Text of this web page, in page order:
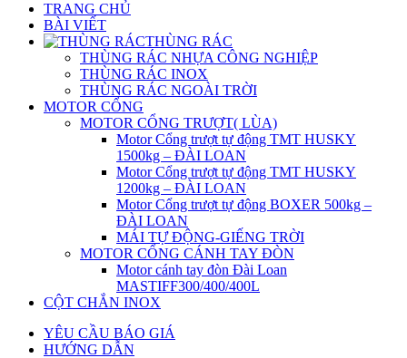
TRANG CHỦ
BÀI VIẾT
THÙNG RÁC
THÙNG RÁC NHỰA CÔNG NGHIỆP
THÙNG RÁC INOX
THÙNG RÁC NGOÀI TRỜI
MOTOR CỔNG
MOTOR CỔNG TRƯỢT( LÙA)
Motor Cổng trượt tự động TMT HUSKY
1500kg – ĐÀI LOAN
Motor Cổng trượt tự động TMT HUSKY
1200kg – ĐÀI LOAN
Motor Cổng trượt tự động BOXER 500kg –
ĐÀI LOAN
MÁI TỰ ĐỘNG-GIẾNG TRỜI
MOTOR CỔNG CÁNH TAY ĐÒN
Motor cánh tay đòn Đài Loan
MASTIFF300/400/400L
CỘT CHẮN INOX
YÊU CẦU BÁO GIÁ
HƯỚNG DẪN